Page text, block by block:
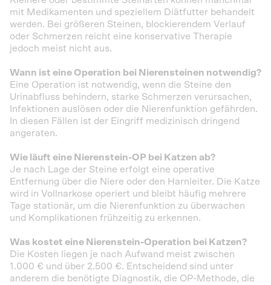
mit Medikamenten und speziellem Diätfutter behandelt
werden. Bei größeren Steinen, blockierendem Verlauf
oder Schmerzen reicht eine konservative Therapie
jedoch meist nicht aus.
Wann ist eine Operation bei Nierensteinen notwendig?
Eine Operation ist notwendig, wenn die Steine den
Urinabfluss behindern, starke Schmerzen verursachen,
Infektionen auslösen oder die Nierenfunktion gefährden.
In diesen Fällen ist der Eingriff medizinisch dringend
angeraten.
Wie läuft eine Nierenstein-OP bei Katzen ab?
Je nach Lage der Steine erfolgt eine operative
Entfernung über die Niere oder den Harnleiter. Die Katze
wird in Vollnarkose operiert und bleibt häufig mehrere
Tage stationär, um die Nierenfunktion zu überwachen
und Komplikationen frühzeitig zu erkennen.
Was kostet eine Nierenstein-Operation bei Katzen?
Die Kosten liegen je nach Aufwand meist zwischen
1.000 € und über 2.500 €. Entscheidend sind unter
anderem die benötigte Diagnostik, die OP-Methode, die